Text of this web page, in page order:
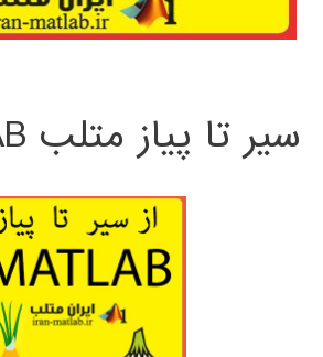
سیر تا پیاز متلب MATLAB